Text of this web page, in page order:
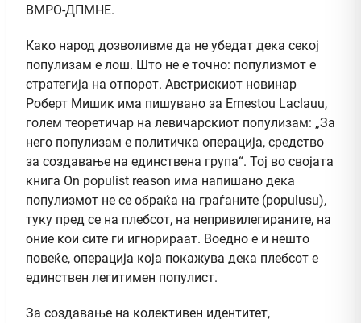
ВМРО-ДПМНЕ.
Како народ дозволивме да не убедат дека секој
популизам е лош. Што не е точно: популизмот е
стратегија на отпорот. Австрискиот новинар
Роберт Мишик има пишувано за Ernestou Laclauu,
голем теоретичар на левичарскиот популизам: „За
него популизам е политичка операција, средство
за создавање на единствена група“. Тој во својата
книга On populist reason има напишано дека
популизмот не се обраќа на граѓаните (populusu),
туку пред се на плебсот, на непривилегираните, на
оние кои сите ги игнорираат. Воедно е и нешто
повеќе, операција која покажува дека плебсот е
единствен легитимен популист.
За создавање на колективен идентитет,